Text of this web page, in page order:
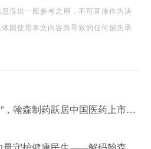
仅供一般参考之用，不可直接作为决
因使用本文内容而导致的任何损失承
从“本土深耕“到“全球竞速”，翰森制药跃居中国医药上市公司竞争力榜单第二名